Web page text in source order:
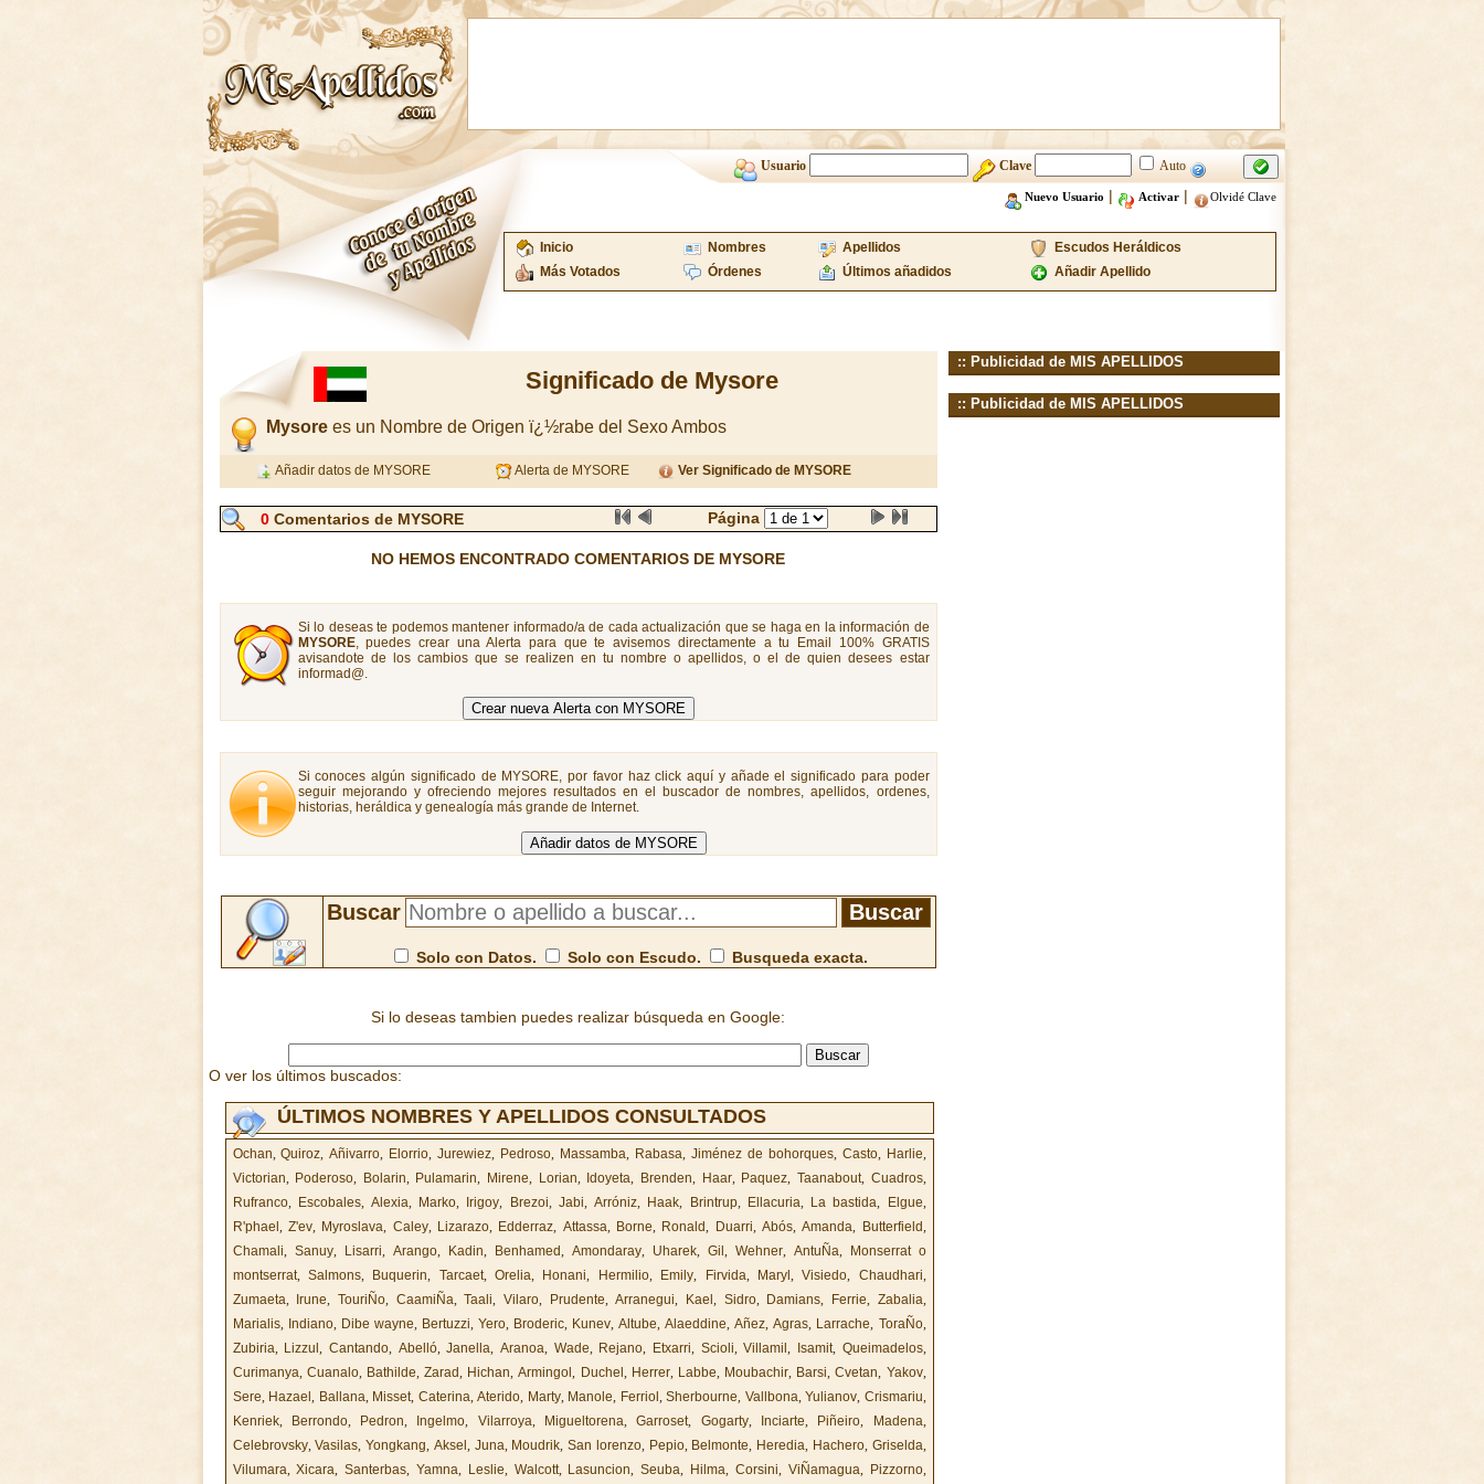
Usuario Clave Auto
Nuevo Usuario | Activar| Olvidé Clave
Inicio Nombres Apellidos
Escudos Heráldicos
Más Votados
Órdenes Últimos añadidos Añadir Apellido
Significado de Mysore
Mysore es un Nombre de Origen ï¿½rabe del Sexo Ambos
Añadir datos de MYSORE Alerta de MYSORE Ver Significado de MYSORE
0Comentarios de MYSORE Página
NO HEMOS ENCONTRADO COMENTARIOS DE MYSORE
Si lo deseas te podemos mantener informado/a de cada actualización que se haga en la información de
MYSORE, puedes crear una Alerta para que te avisemos directamente a tu Email 100% GRATIS
avisandote de los cambios que se realizen en tu nombre o apellidos, o el de quien desees estar
informad@.
Si conoces algún significado de MYSORE, por favor haz click aquí y añade el significado para poder
seguir mejorando y ofreciendo mejores resultados en el buscador de nombres, apellidos, ordenes,
historias, heráldica y genealogía más grande de Internet.
Buscar
Solo con Datos. Solo con Escudo. Busqueda exacta.
Si lo deseas tambien puedes realizar búsqueda en Google:
O ver los últimos buscados:
ÚLTIMOS NOMBRES Y APELLIDOS CONSULTADOS
Ochan,Quiroz,Añivarro, Elorrio,Jurewiez, Pedroso, Massamba, Rabasa, Jiménez de bohorques, Casto, Harlie,
Victorian, Poderoso, Bolarin, Pulamarin, Mirene, Lorian, Idoyeta, Brenden, Haar, Paquez, Taanabout, Cuadros,
Rufranco, Escobales, Alexia, Marko, Irigoy, Brezoi, Jabi,Arróniz, Haak, Brintrup, Ellacuria, La bastida, Elgue,
R'phael , Z'ev, Myroslava, Caley, Lizarazo, Edderraz, Attassa, Borne, Ronald, Duarri, Abós,Amanda, Butterfield,
Chamali, Sanuy, Lisarri, Arango, Kadin, Benhamed, Amondaray, Uharek, Gil , Wehner, AntuÑa,
Monserrat o
montserrat, Salmons, Buquerin, Tarcaet, Orelia, Honani, Hermilio, Emily, Firvida, Maryl ,Visiedo, Chaudhari,
Zumaeta, Irune, TouriÑo, CaamiÑa,Taali, Vilaro, Prudente,Arranegui, Kael , Sidro, Damians, Ferrie, Zabalia,
Marialis, Indiano, Dibe wayne, Bertuzzi, Yero, Broderic, Kunev,Altube,Alaeddine,Añez,Agras, Larrache, ToraÑo,
Zubiria, Lizzul, Cantando, Abelló,Janella, Aranoa, Wade, Rejano, Etxarri, Scioli,Villamil, Isamit, Queimadelos,
Curimanya, Cuanalo, Bathilde,Zarad, Hichan,Armingol, Duchel , Herrer, Labbe, Moubachir, Barsi,Cvetan, Yakov,
Sere, Hazael , Ballana, Misset, Caterina, Aterido, Marty, Manole, Ferriol , Sherbourne, Vallbona, Yulianov, Crismariu,
Kenriek, Berrondo, Pedron, Ingelmo, Vilarroya, Migueltorena,Garroset, Gogarty, Inciarte, Piñeiro, Madena,
Celebrovsky,Vasilas, Yongkang, Aksel , Juna, Moudrik, San lorenzo, Pepio, Belmonte, Heredia, Hachero, Griselda,
Vilumara,Xicara,Santerbas, Yamna, Leslie, Walcott, Lasuncion,Seuba, Hilma, Corsini, ViÑamagua, Pizzorno,
:: Publicidad de MIS APELLIDOS
:: Publicidad de MIS APELLIDOS